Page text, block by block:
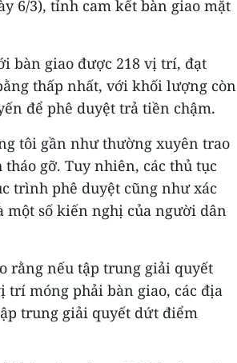
6/3), tỉnh cam kết bàn giao mặt
bàn giao được 218 vị trí, đạt
thấp nhất, với khối lượng còn
để phê duyệt trả tiền chậm.
tôi gần như thường xuyên trao
gỡ. Tuy nhiên, các thủ tục
trình phê duyệt cũng như xác
một số kiến nghị của người dân
rằng nếu tập trung giải quyết
trí móng phải bàn giao, các địa
trung giải quyết dứt điểm